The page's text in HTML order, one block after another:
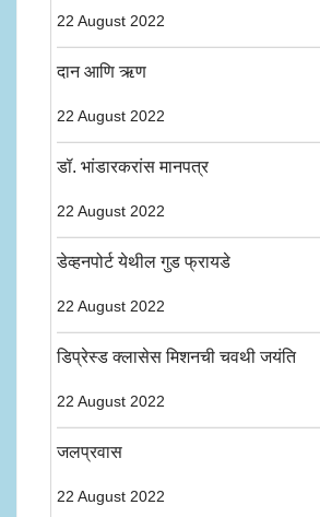
22 August 2022
दान आणि ऋण
22 August 2022
डॉ. भांडारकरांस मानपत्र
22 August 2022
डेव्हनपोर्ट येथील गुड फ्रायडे
22 August 2022
डिप्रेस्ड क्लासेस मिशनची चवथी जयंति
22 August 2022
जलप्रवास
22 August 2022